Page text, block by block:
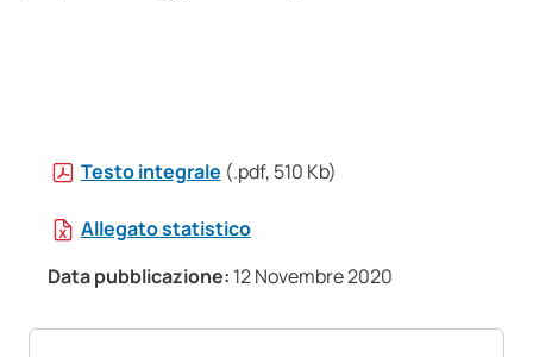
Testo integrale (.pdf, 510 Kb)
Allegato statistico
Data pubblicazione: 12 Novembre 2020